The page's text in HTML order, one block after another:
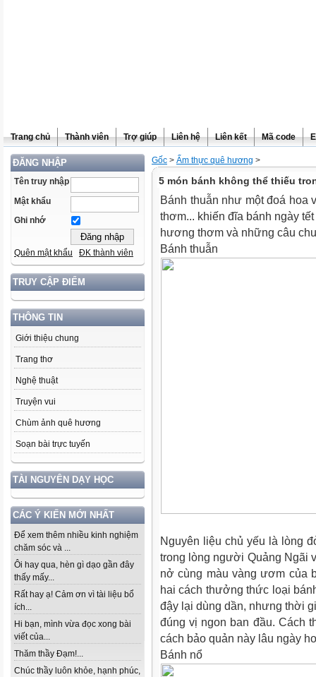
Trang chủ Thành viên Trợ giúp Liên hệ Liên kết Mã code
ĐĂNG NHẬP
Tên truy nhập
Mật khẩu
Ghi nhớ
Quên mật khẩu ĐK thành viên
TRUY CẬP ĐIỂM
THÔNG TIN
Giới thiệu chung
Trang thơ
Nghệ thuật
Truyện vui
Chùm ảnh quê hương
Soạn bài trực tuyến
TÀI NGUYÊN DẠY HỌC
CÁC Ý KIẾN MỚI NHẤT
Để xem thêm nhiều kinh nghiệm
chăm sóc và ...
Ôi hay qua, hèn gì dạo gần đây
thấy mấy...
Rất hay ạ! Cảm ơn vì tài liệu bổ
ích...
Hi bạn, mình vừa đọc xong bài
viết của...
Thăm thầy Đạm!...
Chúc thầy luôn khỏe, hạnh phúc,
Gốc > Ẩm thực quê hương >
5 món bánh không thể thiếu
Bánh thuẫn như một đoá hoa
thơm... khiến đĩa bánh ngày
hương thơm và những câu
Bánh thuẫn
Nguyên liệu chủ yếu là lòng
trong lòng người Quảng Ngãi
nở cùng màu vàng ươm của
hai cách thưởng thức loại
đậy lại dùng dần, nhưng thời
đúng vị ngon ban đầu. Cách
cách bảo quản này lâu ngày
Bánh nổ